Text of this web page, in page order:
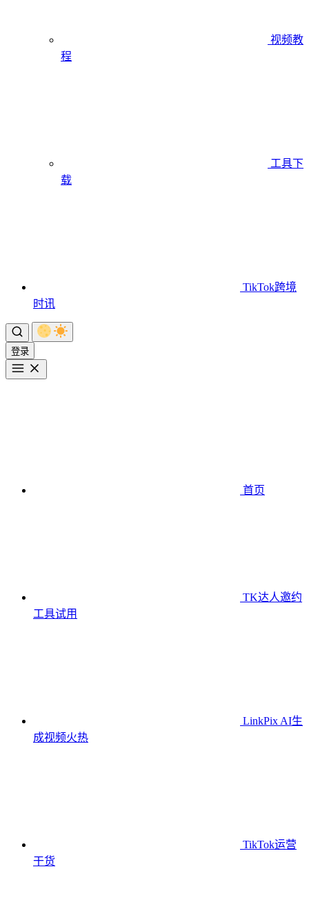
视频教
程
工具下
载
TikTok跨境
时讯
登录
首页
TK达人邀约
工具试用
LinkPix AI生
成视频火热
TikTok运营
干货